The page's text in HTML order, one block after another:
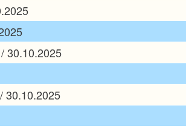
30.10.2025
30.10.2025